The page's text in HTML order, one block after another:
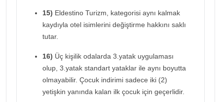
15) Eldestino Turizm, kategorisi aynı kalmak
kaydıyla otel isimlerini değiştirme hakkını saklı
tutar.
16) Üç kişilik odalarda 3.yatak uygulaması
olup, 3.yatak standart yataklar ile aynı boyutta
olmayabilir. Çocuk indirimi sadece iki (2)
yetişkin yanında kalan ilk çocuk için geçerlidir.